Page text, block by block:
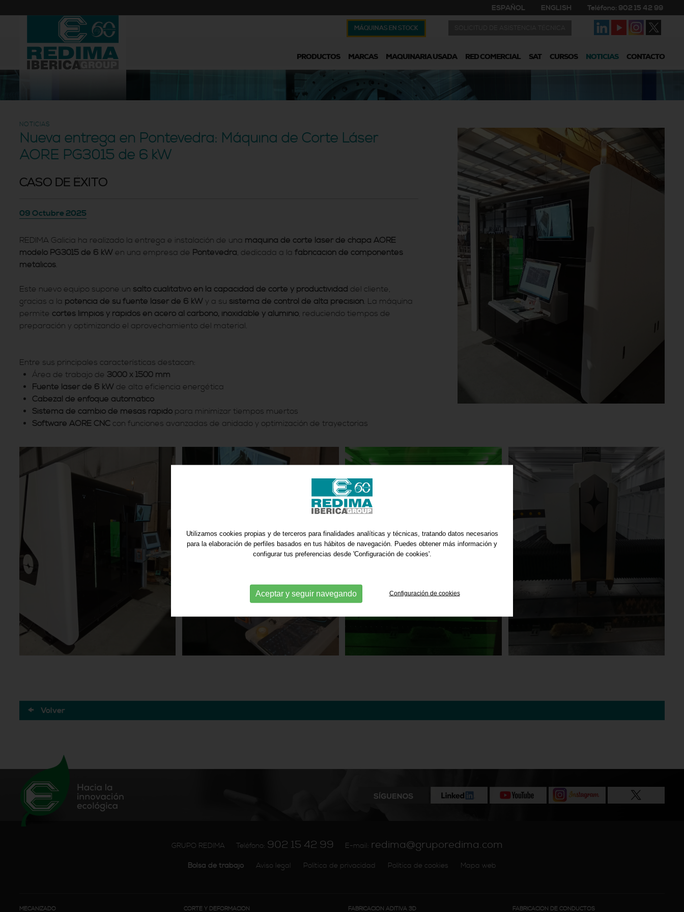
ESPAÑOL ENGLISH Teléfono: 902 15 42 99
MÁQUINAS EN STOCK
PRODUCTOS MARCAS MAQUINARIA USADA RED COMERCIAL SAT CURSOS NOTICIAS CONTACTO
NOTICIAS
Nueva entrega en Pontevedra: Máquina de Corte Láser
AORE PG3015 de 6 kW
CASO DE ÉXITO
09 Octubre 2025
REDIMA Galicia ha realizado la entrega e instalación de una máquina de corte láser de chapa AORE
modelo PG3015 de 6 kWen una empresa de Pontevedra, dedicada a la fabricación de componentes
metálicos.
Este nuevo equipo supone un salto cualitativo en la capacidad de corte y productividad del cliente,
gracias a la potencia de su fuente láser de 6 kWy a su sistema de control de alta precisión. La máquina
permite cortes limpios y rápidos en acero al carbono, inoxidable y aluminio, reduciendo tiempos de
preparación y optimizando el aprovechamiento del material.
Entre sus principales características destacan:
Área de trabajo de 3000 x 1500 mm
Fuente láser de 6 kWde alta eficiencia energética
Cabezal de enfoque automático
Sistema de cambio de mesas rápidopara minimizar tiempos muertos
Software AORE CNCcon funciones avanzadas de anidado y optimización de trayectorias
Volver
GRUPO REDIMA Teléfono: 902 15 42 99 E-mail: redima@gruporedima.com
Bolsa de trabajo Aviso legal Política de privacidad Política de cookies Mapa web
MECANIZADO CORTE Y DEFORMACIÓN FABRICACIÓN ADITIVA 3D FABRICACIÓN DE CONDUCTOS
Utilizamos cookies propias y de terceros para finalidades analíticas y técnicas, tratando datos necesarios
para la elaboración de perfiles basados en tus hábitos de navegación. Puedes obtener más información y
configurar tus preferencias desde 'Configuración de cookies'.
Aceptar y seguir navegando Configuración de cookies